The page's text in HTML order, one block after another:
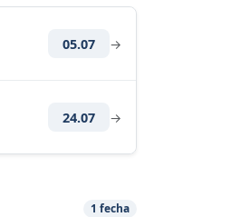
05.07 →
24.07 →
1 fecha